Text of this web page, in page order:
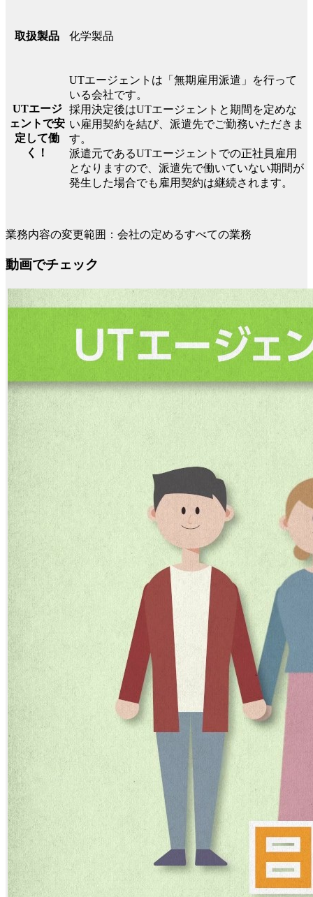
取扱製品 化学製品
UTエージ
ェントで安
定して働
く！
UTエージェントは「無期雇用派遣」を行って
いる会社です。
採用決定後はUTエージェントと期間を定めな
い雇用契約を結び、派遣先でご勤務いただきま
す。
派遣元であるUTエージェントでの正社員雇用
となりますので、派遣先で働いていない期間が
発生した場合でも雇用契約は継続されます。
業務内容の変更範囲：会社の定めるすべての業務
動画でチェック